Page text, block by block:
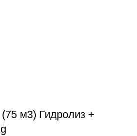
м3) Гидролиз +